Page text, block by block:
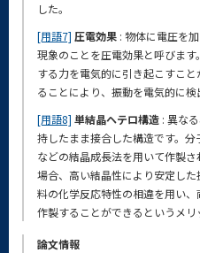
した。
[用語7] 圧電効果 : 物体に電圧を
現象のことを圧電効果と呼びま
する力を電気的に引き起こすこ
ることにより、振動を電気的に検
[用語8] 単結晶ヘテロ構造 : 異な
持したまま接合した構造です。
などの結晶成長法を用いて作製
場合、高い結晶性により安定し
料の化学反応特性の相違を用い
作製することができるというメリ
論文情報